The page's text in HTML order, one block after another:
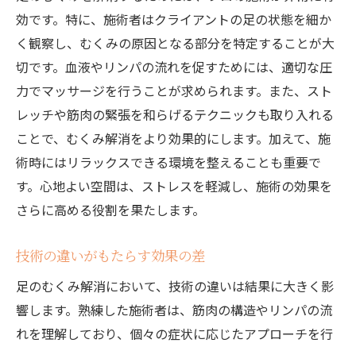
効です。特に、施術者はクライアントの足の状態を細か
く観察し、むくみの原因となる部分を特定することが大
切です。血液やリンパの流れを促すためには、適切な圧
力でマッサージを行うことが求められます。また、スト
レッチや筋肉の緊張を和らげるテクニックも取り入れる
ことで、むくみ解消をより効果的にします。加えて、施
術時にはリラックスできる環境を整えることも重要で
す。心地よい空間は、ストレスを軽減し、施術の効果を
さらに高める役割を果たします。
技術の違いがもたらす効果の差
足のむくみ解消において、技術の違いは結果に大きく影
響します。熟練した施術者は、筋肉の構造やリンパの流
れを理解しており、個々の症状に応じたアプローチを行